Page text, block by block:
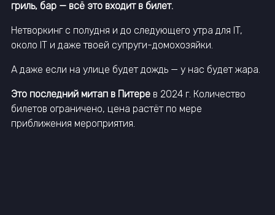
гриль, бар — всё это входит в билет.
Нетворкинг с полудня и до следующего утра для IT,
около IT и даже твоей супруги-домохозяйки.
А даже если на улице будет дождь — у нас будет жара.
Это последний митап в Питере в 2024 г. Количество
билетов ограничено, цена растёт по мере
приближения мероприятия.